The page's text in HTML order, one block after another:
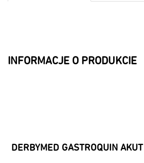
INFORMACJE O PRODUKCIE
DERBYMED GASTROQUIN AKUT